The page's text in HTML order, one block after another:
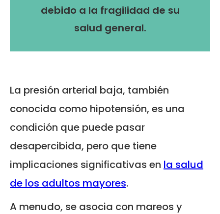
debido a la fragilidad de su
salud general.
La presión arterial baja, también
conocida como hipotensión, es una
condición que puede pasar
desapercibida, pero que tiene
implicaciones significativas en la salud
de los adultos mayores.
A menudo, se asocia con mareos y